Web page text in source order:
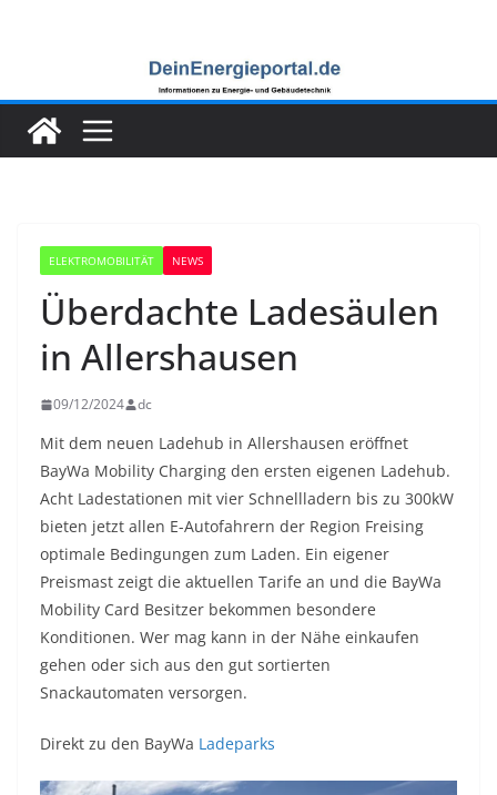
ELEKTROMOBILITÄT NEWS
Überdachte Ladesäulen
in Allershausen
09/12/2024 dc
Mit dem neuen Ladehub in Allershausen eröffnet
BayWa Mobility Charging den ersten eigenen Ladehub.
Acht Ladestationen mit vier Schnellladern bis zu 300kW
bieten jetzt allen E-Autofahrern der Region Freising
optimale Bedingungen zum Laden. Ein eigener
Preismast zeigt die aktuellen Tarife an und die BayWa
Mobility Card Besitzer bekommen besondere
Konditionen. Wer mag kann in der Nähe einkaufen
gehen oder sich aus den gut sortierten
Snackautomaten versorgen.
Direkt zu den BayWa Ladeparks